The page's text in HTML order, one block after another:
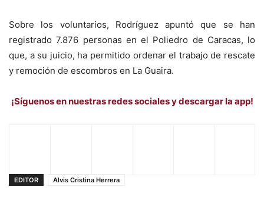
Sobre los voluntarios, Rodríguez apuntó que se han
registrado 7.876 personas en el Poliedro de Caracas, lo
que, a su juicio, ha permitido ordenar el trabajo de rescate
y remoción de escombros en La Guaira.
¡Síguenos en nuestras redes sociales y descargar la app!
EDITOR Alvis Cristina Herrera